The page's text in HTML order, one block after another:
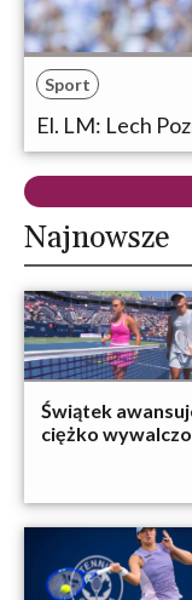
Sport
El. LM: Lech
Najnowsze
Świątek
ciężko